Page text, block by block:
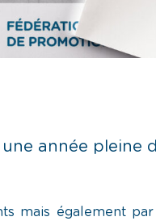
année pleine
mais également